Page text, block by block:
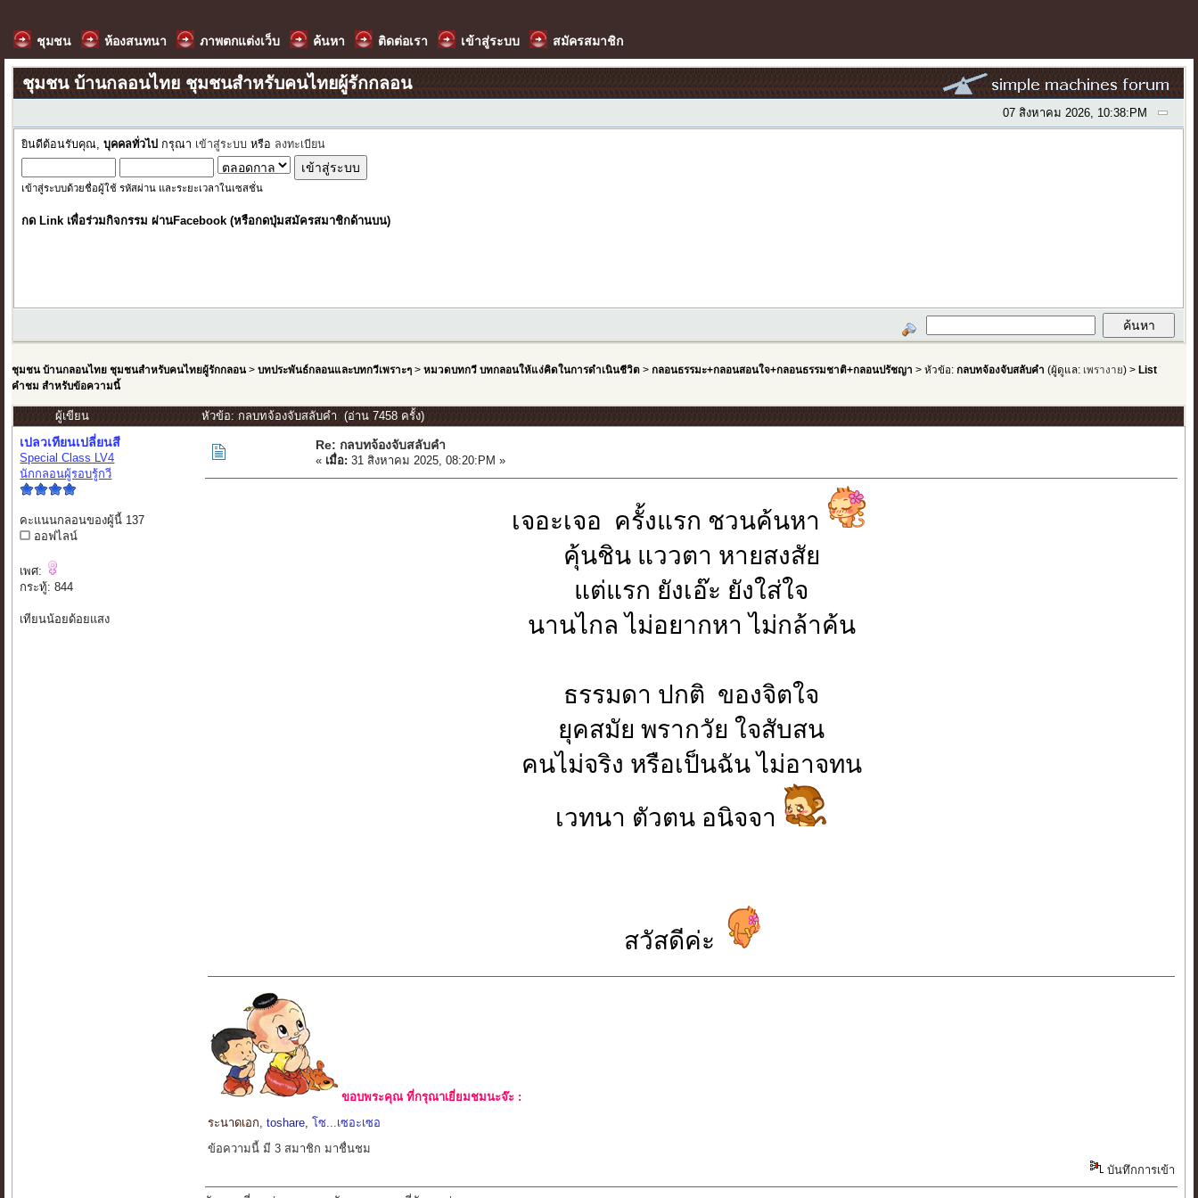
ชุมชน ห้องสนทนา ภาพตกแต่งเว็บ ค้นหา ติดต่อเรา เข้าสู่ระบบ สมัครสมาชิก
ชุมชน บ้านกลอนไทย ชุมชนสำหรับคนไทยผู้รักกลอน
07 สิงหาคม 2026, 10:38:PM
ยินดีต้อนรับคุณ,บุคคลทั่วไป กรุณา เข้าสู่ระบบ หรือ ลงทะเบียน
เข้าสู่ระบบด้วยชื่อผู้ใช้ รหัสผ่าน และระยะเวลาในเซสชั่น
กด Link เพื่อร่วมกิจกรรม ผ่านFacebook (หรือกดปุ่มสมัครสมาชิกด้านบน)
ชุมชน บ้านกลอนไทย ชุมชนสำหรับคนไทยผู้รักกลอน >บทประพันธ์กลอนและบทกวีเพราะๆ >หมวดบทกวี บทกลอนให้แง่คิดในการดำเนินชีวิต >กลอนธรรมะ+กลอนสอนใจ+กลอนธรรมชาติ+กลอนปรัชญา > หัวข้อ:กลบทจ้องจับสลับคำ (ผู้ดูแล: เพรางาย) >List
คำชม สำหรับข้อความนี้
ผู้เขียน หัวข้อ: กลบทจ้องจับสลับคำ (อ่าน 7458 ครั้ง)
เปลวเทียนเปลี่ยนสี
Special Class LV4
นักกลอนผู้รอบรู้กวี
คะแนนกลอนของผู้นี้ 137
ออฟไลน์
เพศ:
กระทู้: 844
เทียนน้อยด้อยแสง
Re: กลบทจ้องจับสลับคำ
« เมื่อ: 31 สิงหาคม 2025, 08:20:PM »
เจอะเจอ ครั้งแรก ชวนค้นหา
คุ้นชิน แววตา หายสงสัย
แต่แรก ยังเอ๊ะ ยังใส่ใจ
นานไกล ไม่อยากหา ไม่กล้าค้น
ธรรมดา ปกติ ของจิตใจ
ยุคสมัย พรากวัย ใจสับสน
คนไม่จริง หรือเป็นฉัน ไม่อาจทน
เวทนา ตัวตน อนิจจา
สวัสดีค่ะ
ขอบพระคุณ ที่กรุณาเยี่ยมชมนะจ๊ะ :
ระนาดเอก ,toshare ,โซ...เซอะเซอ
ข้อความนี้ มี 3 สมาชิก มาชื่นชม
บันทึกการเข้า